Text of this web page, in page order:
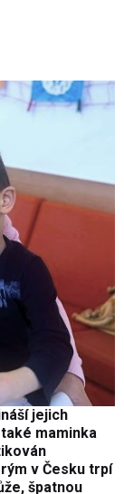
jejich
maminka
v Česku trpí
špatnou